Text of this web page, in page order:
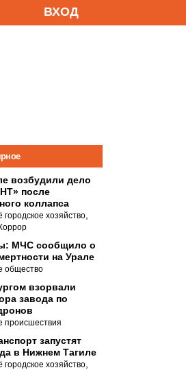
ВХОД
возбудили дело
после
коллапса
городское хозяйство
МЧС сообщило о
на Урале
общество
взорвали
завода по
происшествия
запустят
в Нижнем Тагиле
городское хозяйство